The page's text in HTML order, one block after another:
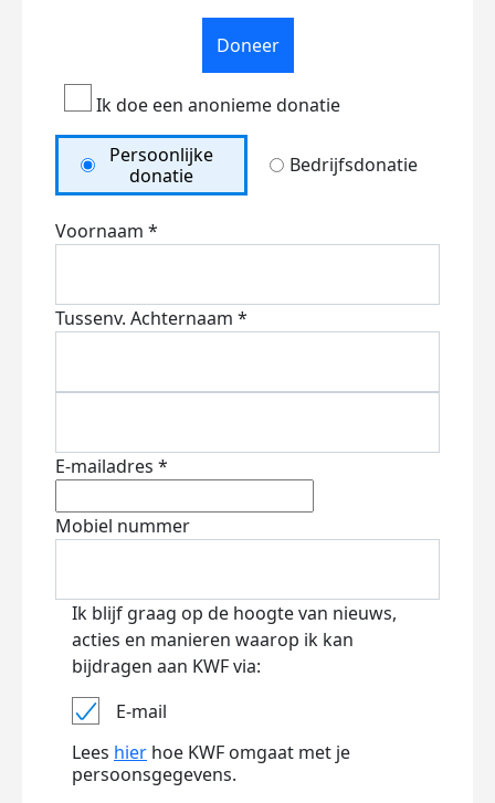
Doneer
Ik doe een anonieme donatie
Persoonlijke
donatie
Bedrijfsdonatie
Voornaam *
Tussenv. Achternaam *
E-mailadres *
Mobiel nummer
Ik blijf graag op de hoogte van nieuws,
acties en manieren waarop ik kan
bijdragen aan KWF via:
E-mail
Lees hier hoe KWF omgaat met je
persoonsgegevens.